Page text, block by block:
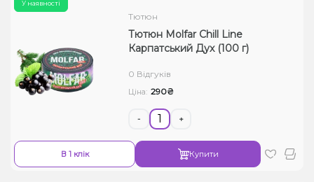
У наявності
Тютюн
Тютюн Molfar Chill Line
Карпатський Дух (100 г)
0 Відгуків
Ціна: 290₴
- +
В 1 клік Купити